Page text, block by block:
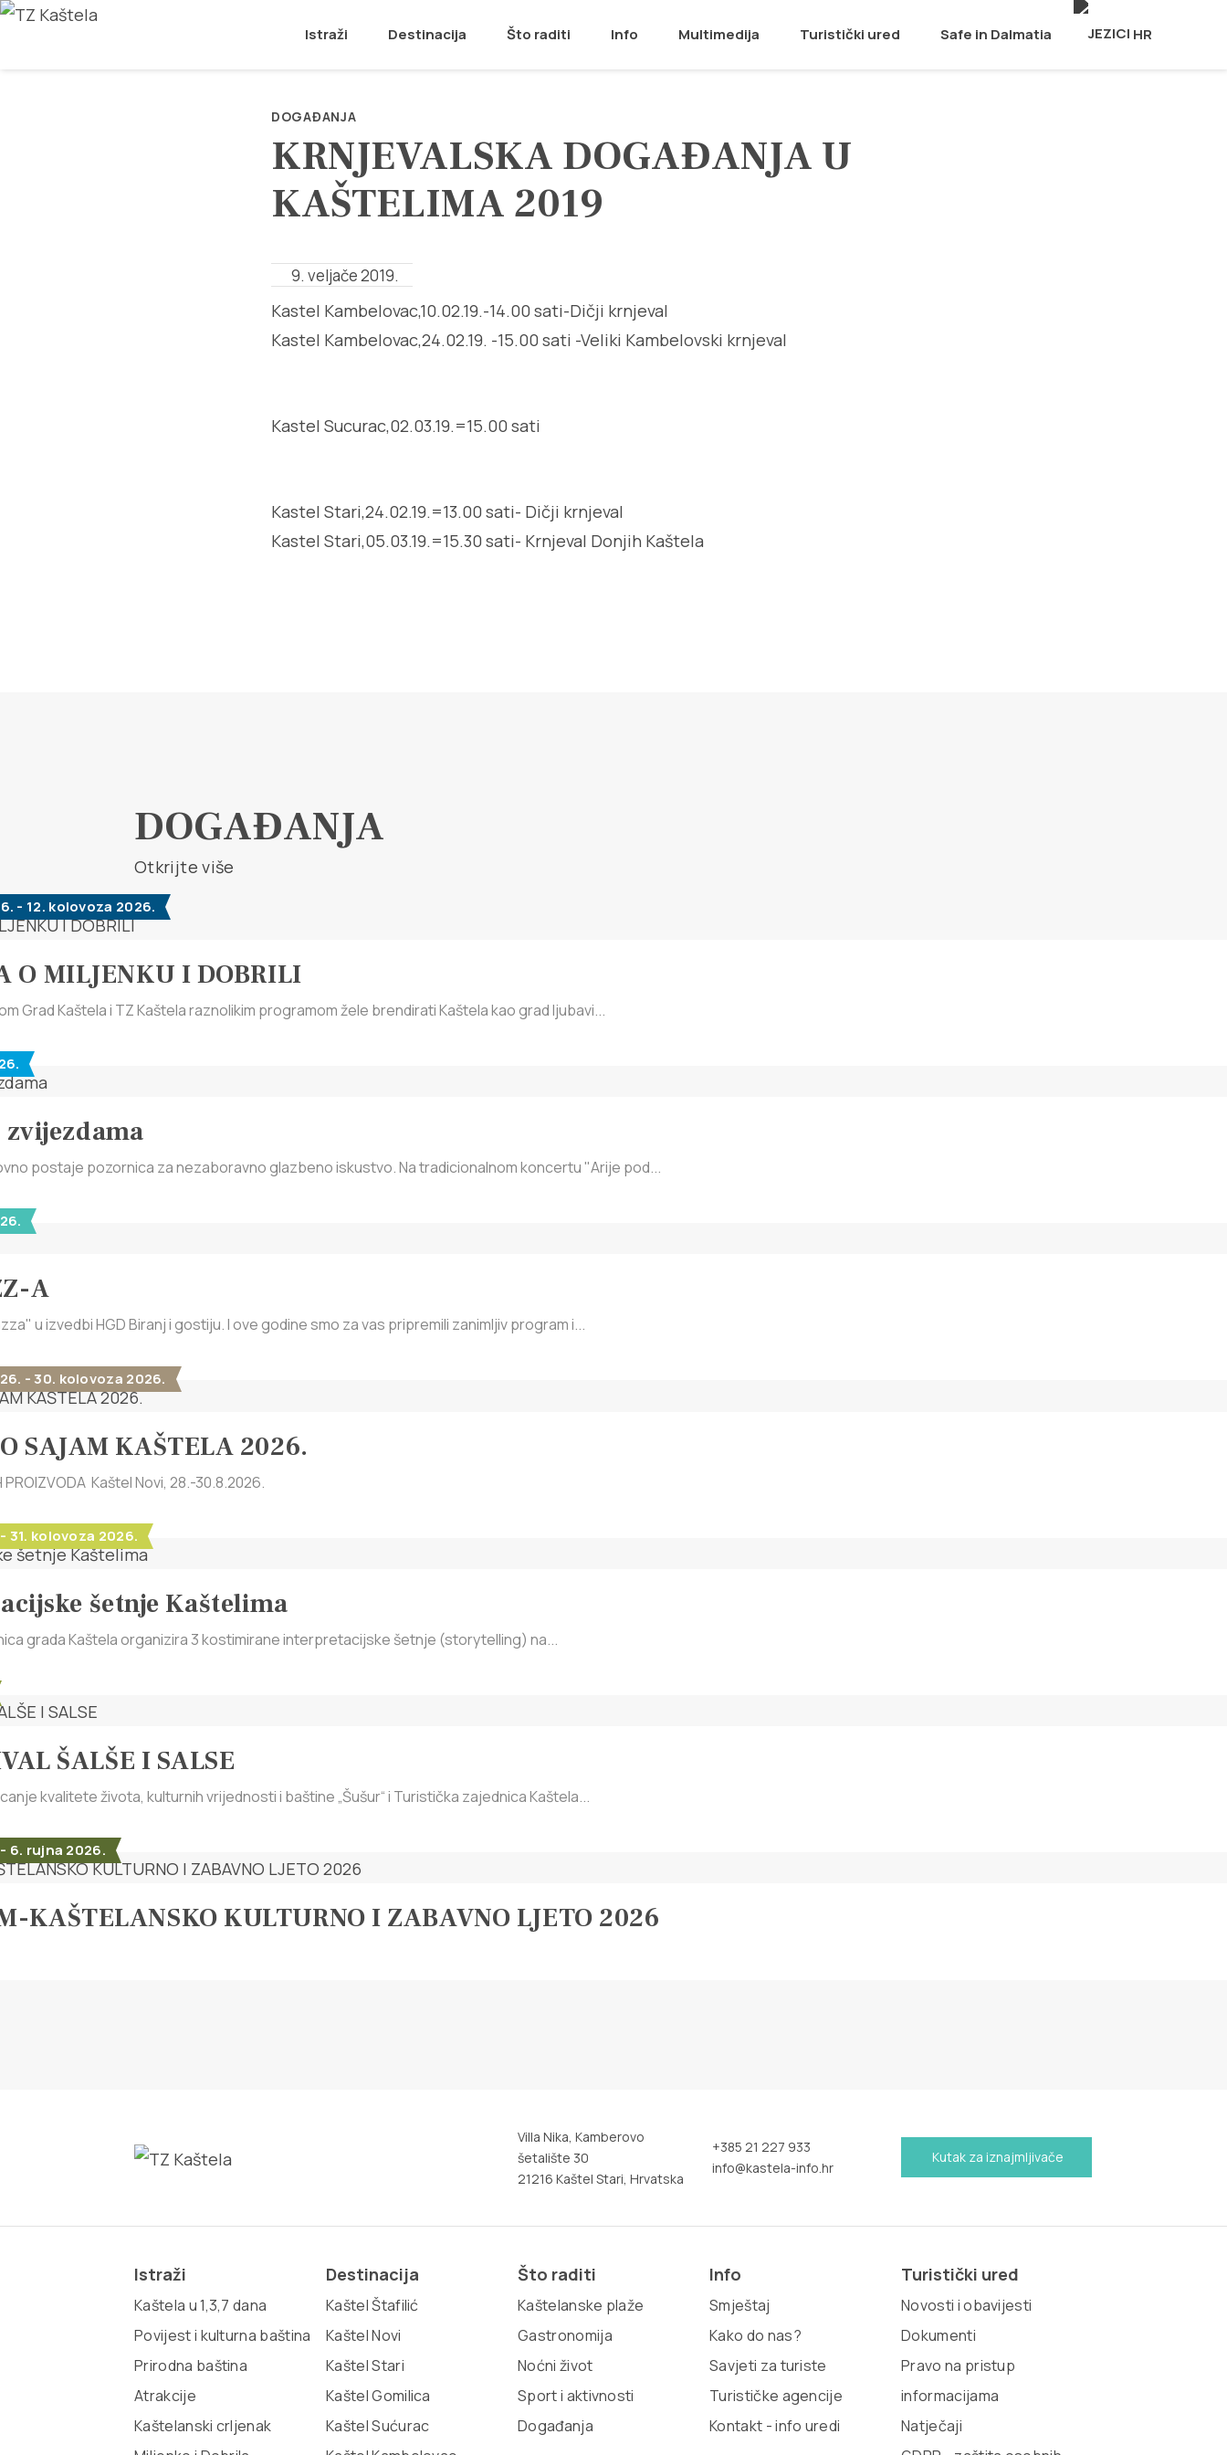
Istraži Destinacija Što raditi Info Multimedija Turistički ured Safe in Dalmatia HR
DOGAĐANJA
KRNJEVALSKA DOGAĐANJA U
KAŠTELIMA 2019
9. veljače 2019.
Kastel Kambelovac,10.02.19.-14.00 sati-Dičji krnjeval
Kastel Kambelovac,24.02.19. -15.00 sati -Veliki Kambelovski krnjeval
Kastel Sucurac,02.03.19.=15.00 sati
Kastel Stari,24.02.19.=13.00 sati- Dičji krnjeval
Kastel Stari,05.03.19.=15.30 sati- Krnjeval Donjih Kaštela
DOGAĐANJA
Otkrijte više
- 12. kolovoza 2026.
O MILJENKU I DOBRILI
Grad Kaštela i TZ Kaštela raznolikim programom žele brendirati Kaštela kao grad ljubavi...
postaje pozornica za nezaboravno glazbeno iskustvo. Na tradicionalnom koncertu "Arije pod...
A
u izvedbi HGD Biranj i gostiju. I ove godine smo za vas pripremili zanimljiv program i...
- 30. kolovoza 2026.
SAJAM KAŠTELA 2026.
PROIZVODA Kaštel Novi, 28.-30.8.2026.
31. kolovoza 2026.
šetnje Kaštelima
grada Kaštela organizira 3 kostimirane interpretacijske šetnje (storytelling) na...
ŠALŠE I SALSE
kvalitete života, kulturnih vrijednosti i baštine „Šušur“ i Turistička zajednica Kaštela...
6. rujna 2026.
KAŠTELANSKO KULTURNO I ZABAVNO LJETO 2026
Villa Nika, Kamberovo
šetalište 30
21216 Kaštel Stari, Hrvatska
+385 21 227 933
info@kastela-info.hr
Kutak za iznajmljivače
Istraži
Kaštela u 1,3,7 dana
Povijest i kulturna baština
Prirodna baština
Atrakcije
Kaštelanski crljenak
Destinacija
Kaštel Štafilić
Kaštel Novi
Kaštel Stari
Kaštel Gomilica
Kaštel Sućurac
Što raditi
Kaštelanske plaže
Gastronomija
Noćni život
Sport i aktivnosti
Događanja
Info
Smještaj
Kako do nas?
Savjeti za turiste
Turističke agencije
Kontakt - info uredi
Turistički ured
Novosti i obavijesti
Dokumenti
Pravo na pristup
informacijama
Natječaji